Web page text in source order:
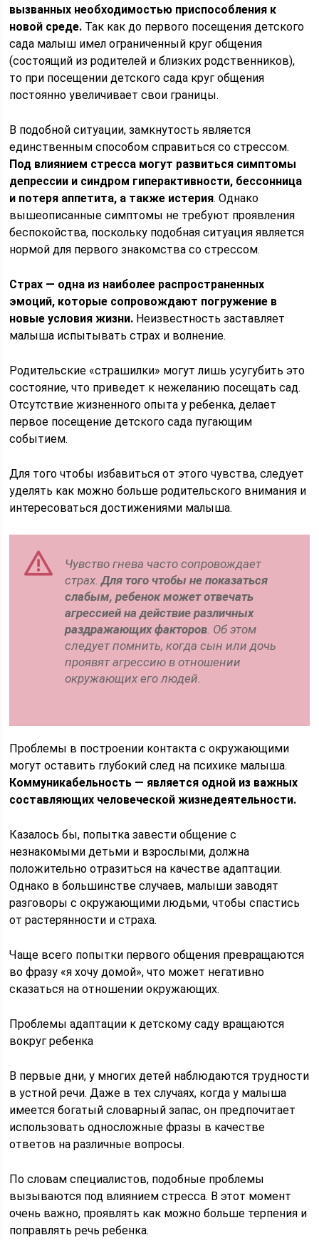
вызванных необходимостью приспособления к
новой среде. Так как до первого посещения детского
сада малыш имел ограниченный круг общения
(состоящий из родителей и близких родственников),
то при посещении детского сада круг общения
постоянно увеличивает свои границы.
В подобной ситуации, замкнутость является
единственным способом справиться со стрессом.
Под влиянием стресса могут развиться симптомы
депрессии и синдром гиперактивности, бессонница
и потеря аппетита, а также истерия. Однако
вышеописанные симптомы не требуют проявления
беспокойства, поскольку подобная ситуация является
нормой для первого знакомства со стрессом.
Страх — одна из наиболее распространенных
эмоций, которые сопровождают погружение в
новые условия жизни. Неизвестность заставляет
малыша испытывать страх и волнение.
Родительские «страшилки» могут лишь усугубить это
состояние, что приведет к нежеланию посещать сад.
Отсутствие жизненного опыта у ребенка, делает
первое посещение детского сада пугающим
событием.
Для того чтобы избавиться от этого чувства, следует
уделять как можно больше родительского внимания и
интересоваться достижениями малыша.
Чувство гнева часто сопровождает
страх.Для того чтобы не показаться
слабым, ребенок может отвечать
агрессией на действие различных
раздражающих факторов . Об этом
следует помнить, когда сын или дочь
проявят агрессию в отношении
окружающих его людей.
Проблемы в построении контакта с окружающими
могут оставить глубокий след на психике малыша.
Коммуникабельность — является одной из важных
составляющих человеческой жизнедеятельности.
Казалось бы, попытка завести общение с
незнакомыми детьми и взрослыми, должна
положительно отразиться на качестве адаптации.
Однако в большинстве случаев, малыши заводят
разговоры с окружающими людьми, чтобы спастись
от растерянности и страха.
Чаще всего попытки первого общения превращаются
во фразу «я хочу домой», что может негативно
сказаться на отношении окружающих.
Проблемы адаптации к детскому саду вращаются
вокруг ребенка
В первые дни, у многих детей наблюдаются трудности
в устной речи. Даже в тех случаях, когда у малыша
имеется богатый словарный запас, он предпочитает
использовать односложные фразы в качестве
ответов на различные вопросы.
По словам специалистов, подобные проблемы
вызываются под влиянием стресса. В этот момент
очень важно, проявлять как можно больше терпения и
поправлять речь ребенка.